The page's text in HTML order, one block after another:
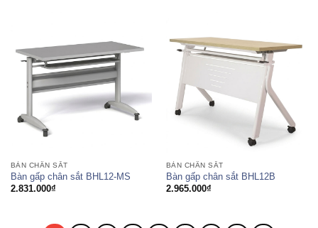
BÀN CHÂN SẮT
Bàn gấp chân sắt BHL12-MS
2.831.000₫
BÀN CHÂN SẮT
Bàn gấp chân sắt BHL12B
2.965.000₫